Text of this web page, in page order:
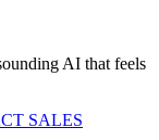
AI that feels
SALES